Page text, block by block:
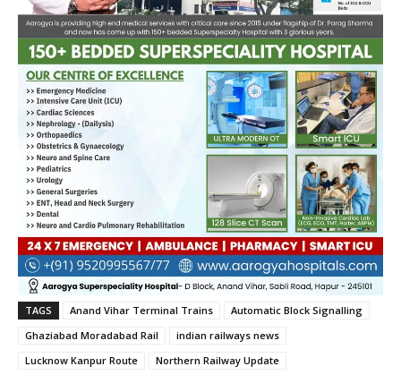
TAGS Anand Vihar Terminal Trains
Automatic Block Signalling
Ghaziabad Moradabad Rail
indian railways news
Lucknow Kanpur Route
Northern Railway Update